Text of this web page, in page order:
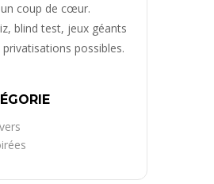
coup de cœur.
blind test, jeux géants
possibles.